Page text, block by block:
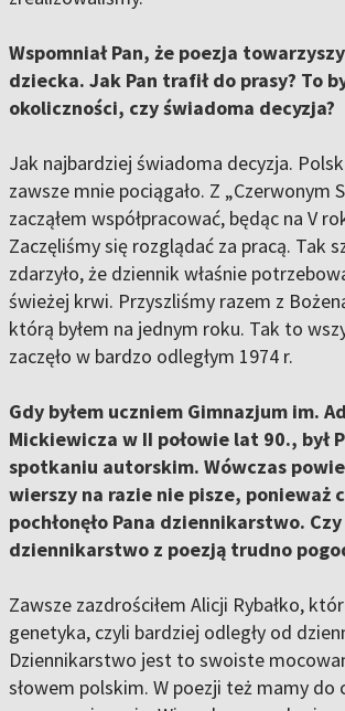
Wspomniał Pan, że poezja
dziecka. Jak Pan trafił do prasy? To
okoliczności, czy świadoma decyzja?
Jak najbardziej świadoma decyzja.
zawsze mnie pociągało. Z „Czerwonym
zacząłem współpracować, będąc na V
Zaczęliśmy się rozglądać za pracą. Tak
zdarzyło, że dziennik właśnie
świeżej krwi. Przyszliśmy razem z
którą byłem na jednym roku. Tak to
zaczęło w bardzo odległym 1974 r.
Gdy byłem uczniem Gimnazjum im.
Mickiewicza w II połowie lat 90., był
spotkaniu autorskim. Wówczas
wierszy na razie nie pisze, ponieważ
pochłonęło Pana dziennikarstwo. Czy
dziennikarstwo z poezją trudno
Zawsze zazdrościłem Alicji Rybałko,
genetyka, czyli bardziej odległy od
Dziennikarstwo jest to swoiste
słowem polskim. W poezji też mamy do